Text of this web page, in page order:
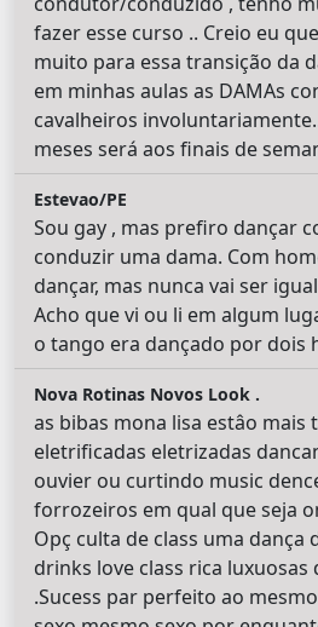
fazer esse curso .. Creio eu
muito para essa transição da
em minhas aulas as DAMAs
cavalheiros
meses será aos finais de
Estevao/PE
Sou gay , mas prefiro dançar
conduzir uma dama. Com
dançar, mas nunca vai ser
Acho que vi ou li em algum
o tango era dançado por dois
Nova Rotinas Novos Look .
as bibas mona lisa estâo mais
eletrificadas eletrizadas
ouvier ou curtindo music
forrozeiros em qual que seja
Opç culta de class uma dança
drinks love class rica luxuosas
.Sucess par perfeito ao